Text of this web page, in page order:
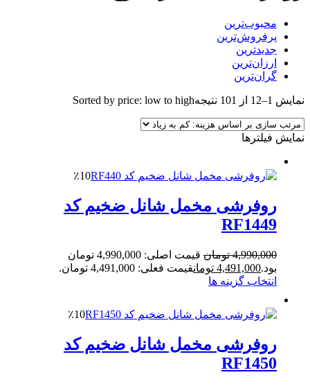
محبوب‌ترین
پرفروش‌ترین
جدیدترین
ارزان‌ترین
گران‌ترین
نمایش 1–12 از 101 نتیجه Sorted by price: low to high
نمایش فیلترها
٪10
روفرشی مخمل شانل ضخیم کد
RF1449
4,990,000 تومان
قیمت اصلی: 4,990,000 تومان
بود.4,491,000 تومانقیمت فعلی: 4,491,000 تومان.
انتخاب گزینه ها
٪10
روفرشی مخمل شانل ضخیم کد
RF1450